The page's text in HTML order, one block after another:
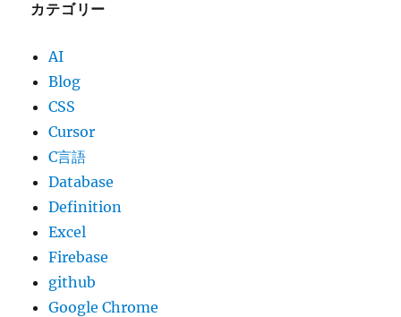
カテゴリー
AI
Blog
CSS
Cursor
C言語
Database
Definition
Excel
Firebase
github
Google Chrome